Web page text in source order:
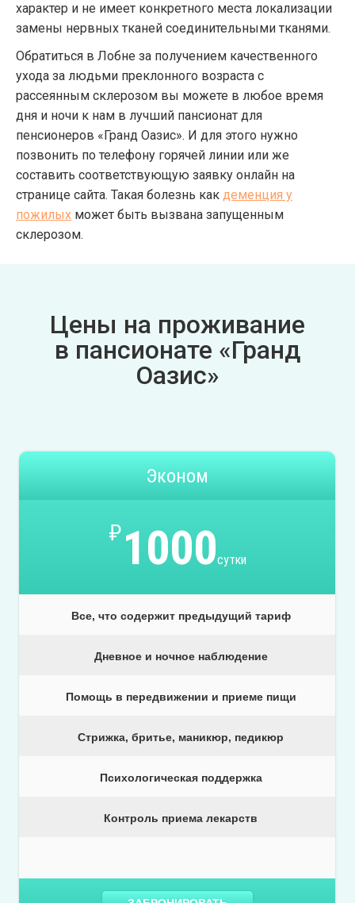
характер и не имеет конкретного места локализации
замены нервных тканей соединительными тканями.
Обратиться в Лобне за получением качественного
ухода за людьми преклонного возраста с
рассеянным склерозом вы можете в любое время
дня и ночи к нам в лучший пансионат для
пенсионеров «Гранд Оазис». И для этого нужно
позвонить по телефону горячей линии или же
составить соответствующую заявку онлайн на
странице сайта. Такая болезнь как деменция у
пожилых может быть вызвана запущенным
склерозом.
Цены на проживание
в пансионате «Гранд
Оазис»
Эконом
₽1000сутки
Все, что содержит предыдущий тариф
Дневное и ночное наблюдение
Помощь в передвижении и приеме пищи
Стрижка, бритье, маникюр, педикюр
Психологическая поддержка
Контроль приема лекарств